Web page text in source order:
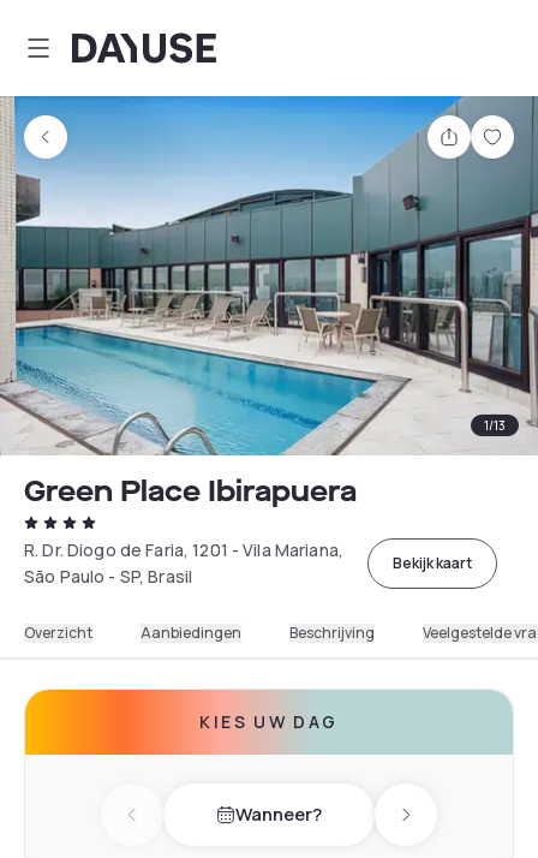
Dayuse
Delen
1/13
Green Place Ibirapuera
R. Dr. Diogo de Faria, 1201 - Vila Mariana,
São Paulo - SP, Brasil
Bekijk kaart
Overzicht Aanbiedingen Beschrijving Veelgestelde
KIES UW DAG
Previous dayWanneer? Next day